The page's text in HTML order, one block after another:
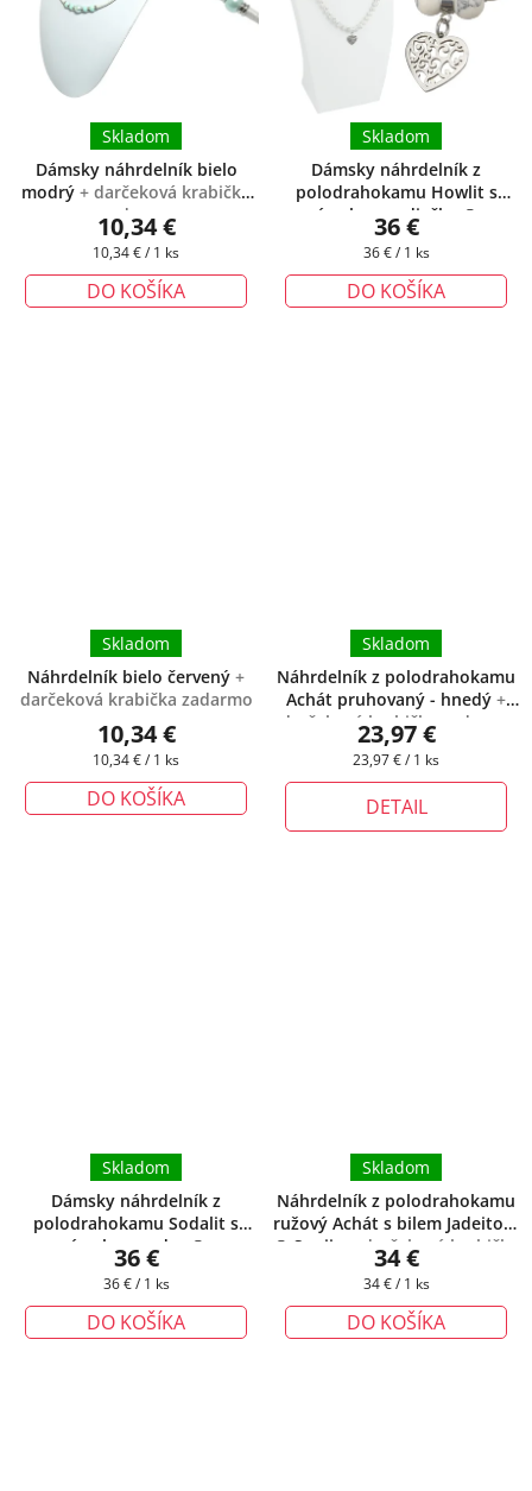
Dámsky náhrdelník bielo
modrý + darčeková krabička
zadarmo
Skladom
10,34 €
Jednotková
10,34 € / 1 ks
DO KOŠÍKA
Dámsky náhrdelník z
polodrahokamu Howlit s
príveskom srdiečko ®
darčeková krabička zadarmo
Skladom
36 €
Jednotková
36 € / 1 ks
DO KOŠÍKA
Náhrdelník bielo červený +
darčeková krabička zadarmo
Skladom
10,34 €
Jednotková
10,34 € / 1 ks
DO KOŠÍKA
Náhrdelník z polodrahokamu
Achát pruhovaný - hnedý +
darčeková krabička zadarmo
Skladom
23,97 €
Jednotková
23,97 € / 1 ks
DETAIL
Dámsky náhrdelník z
polodrahokamu Sodalit s
príveskom srdce ®
darčeková krabička zadarmo
Skladom
36 €
Jednotková
36 € / 1 ks
DO KOŠÍKA
Náhrdelník z polodrahokamu
ružový Achát s bilem Jadeitom
® Sonija
+ darčeková krabička
zadarmo
Skladom
34 €
Jednotková
34 € / 1 ks
DO KOŠÍKA